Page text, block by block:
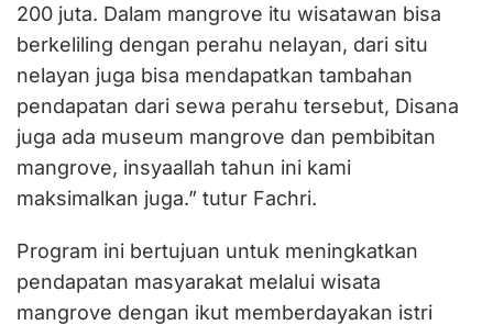
200 juta. Dalam mangrove itu wisatawan bisa
berkeliling dengan perahu nelayan, dari situ
nelayan juga bisa mendapatkan tambahan
pendapatan dari sewa perahu tersebut, Disana
juga ada museum mangrove dan pembibitan
mangrove, insyaallah tahun ini kami
maksimalkan juga.” tutur Fachri.
Program ini bertujuan untuk meningkatkan
pendapatan masyarakat melalui wisata
mangrove dengan ikut memberdayakan istri